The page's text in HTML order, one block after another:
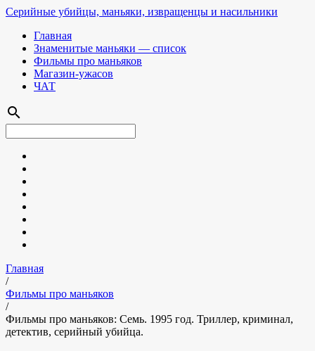
Серийные убийцы, маньяки, извращенцы и насильники
Главная
Знаменитые маньяки — список
Фильмы про маньяков
Магазин-ужасов
ЧАТ
search
Главная
/
Фильмы про маньяков
/
Фильмы про маньяков: Семь. 1995 год. Триллер, криминал,
детектив, серийный убийца.